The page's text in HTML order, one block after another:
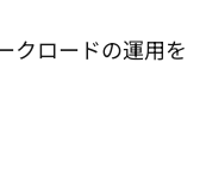
クロードの運用を